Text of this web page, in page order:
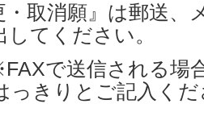
・取消願』は郵送
てください。
で送信される場
っきりとご記入く